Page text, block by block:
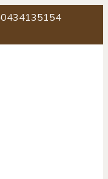
0434135154